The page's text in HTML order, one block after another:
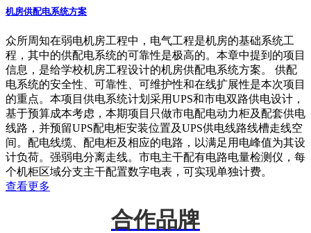
机房供配电系统方案
众所周知在弱电机房工程中，电气工程是机房的基础系统工
程，其中的供配电系统的可靠性是极高的。本章中提到的项目
信息，是给学校机房工程设计的机房供配电系统方案。 供配
电系统的安全性、可靠性、可维护性和在线扩展性是本次项目
的重点。本项目供电系统计划采用UPS和市电双路供电设计，
基于预算成本考虑，本期项目只做市电配电动力柜及配套供电
线路，并预留UPS配电柜安装位置及UPS供电线路线槽走线空
间。配电线缆、配电柜及相应的电路，以满足用电峰值为其设
计负荷。强弱电分离走线。市电主干配有电路电量检测仪，每
个机柜区域分支主干配置数字电表，可实现单独计费。
查看更多
合作品牌